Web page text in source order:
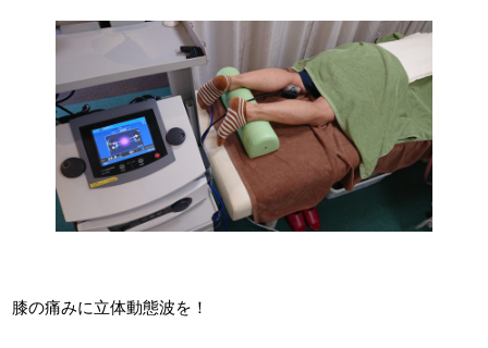
膝の痛みに立体動態波を！